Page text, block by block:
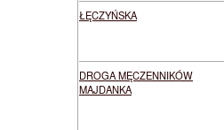
ŁĘCZYŃSKA
DROGA MĘCZENNIKÓW
MAJDANKA